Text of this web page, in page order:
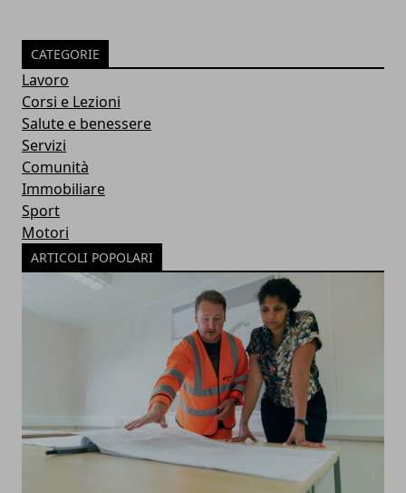
CATEGORIE
Lavoro
Corsi e Lezioni
Salute e benessere
Servizi
Comunità
Immobiliare
Sport
Motori
ARTICOLI POPOLARI